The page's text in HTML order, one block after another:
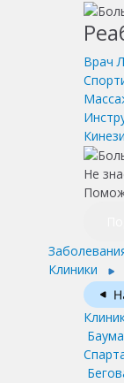
Врач
Не
Клиники